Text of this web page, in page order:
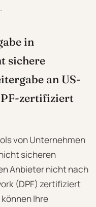
in
sichere
an US-
zertifiziert
von Unternehmen
sicheren
Anbieter nicht nach
(DPF) zertifiziert
Ihre